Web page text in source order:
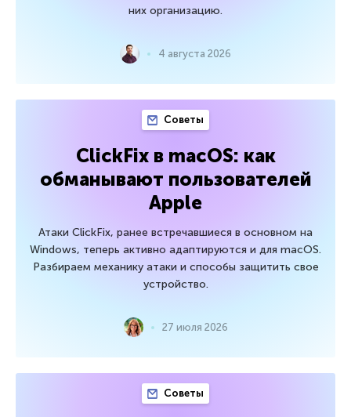
них организацию.
4 августа 2026
Советы
ClickFix в macOS: как
обманывают пользователей
Apple
Атаки ClickFix, ранее встречавшиеся в основном на
Windows, теперь активно адаптируются и для macOS.
Разбираем механику атаки и способы защитить свое
устройство.
27 июля 2026
Советы